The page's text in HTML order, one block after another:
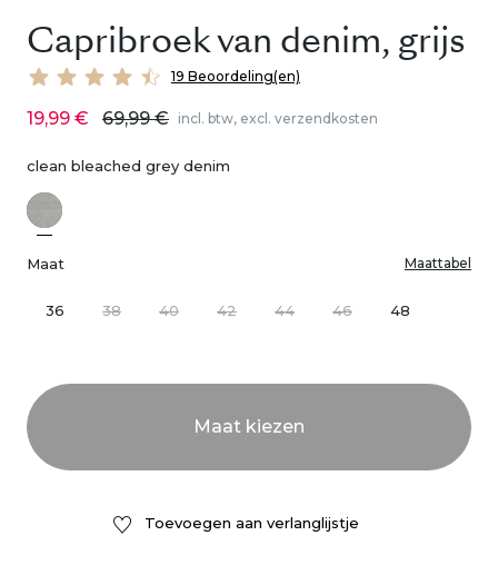
Capribroek van denim, grijs
19 Beoordeling(en)
19,99 € 69,99 € incl. btw, excl. verzendkosten
clean bleached grey denim
Maat Maattabel
36 38 40 42 44 46 48
Toevoegen aan verlanglijstje